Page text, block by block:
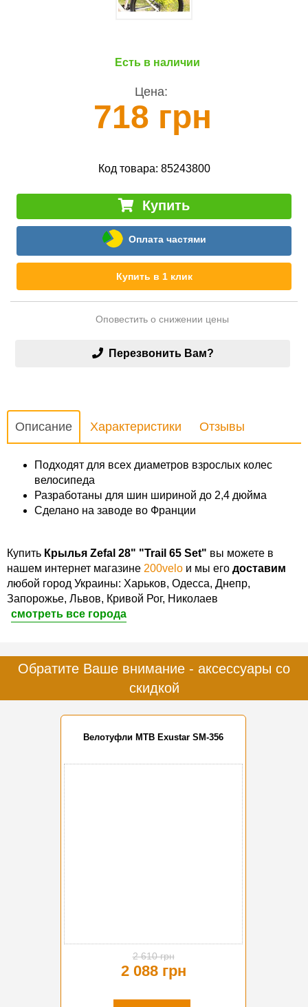
Есть в наличии
Цена:
718 грн
Код товара: 85243800
Купить
Оплата частями
Купить в 1 клик
Оповестить о снижении цены
Перезвонить Вам?
Описание Характеристики Отзывы
Подходят для всех диаметров взрослых колес
велосипеда
Разработаны для шин шириной до 2,4 дюйма
Сделано на заводе во Франции
Купить Крылья Zefal 28" "Trail 65 Set" вы можете в
нашем интернет магазине 200velo и мы его доставим
любой город Украины: Харьков, Одесса, Днепр,
Запорожье, Львов, Кривой Рог, Николаев
смотреть все города
Обратите Ваше внимание - аксессуары со
скидкой
Велотуфли MTB Exustar SM-356
2 610 грн
2 088 грн